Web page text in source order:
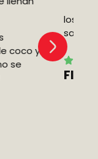
buen